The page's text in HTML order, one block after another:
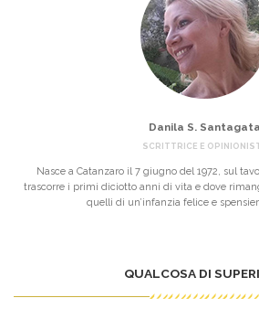
Danila S. Santagata
SCRITTRICE E
Nasce a Catanzaro il 7 giugno del 1972, sul
trascorre i primi diciotto anni di vita e dove
quelli di un’infanzia felice e
QUALCOSA DI